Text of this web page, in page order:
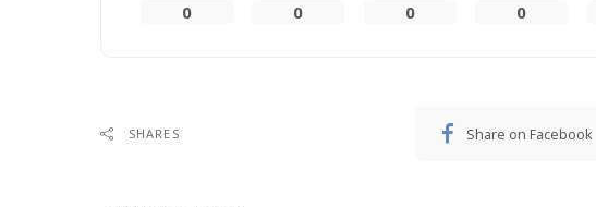
0
0
0
0
SHARES Share on Facebook